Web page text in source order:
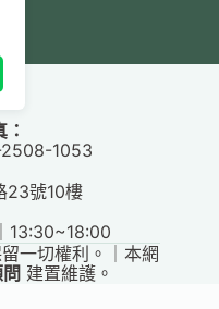
1053
23號10樓
13:30~18:00
一切權利。｜本網
建置維護。